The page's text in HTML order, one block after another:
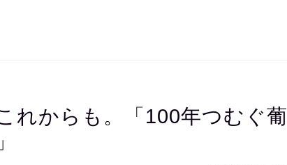
れからも。「100年つむぐ葡